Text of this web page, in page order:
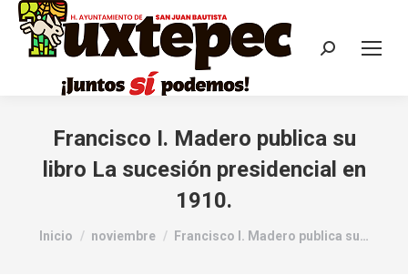
Francisco I. Madero publica su
libro La sucesión presidencial en
1910.
Estás aquí:
Inicio noviembre Francisco I. Madero publica su…